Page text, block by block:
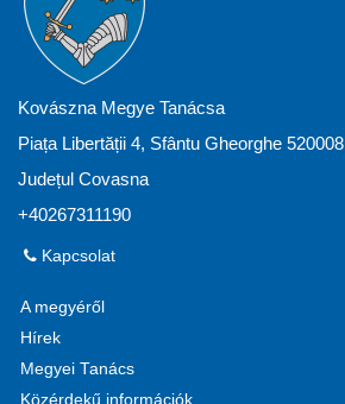
Kovászna Megye Tanácsa
Piața Libertății 4, Sfântu Gheorghe 520008
Județul Covasna
+40267311190
Kapcsolat
A megyéről
Hírek
Megyei Tanács
Közérdekű információk